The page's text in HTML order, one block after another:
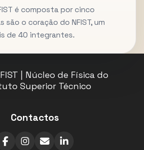
é composta por cinco
são o coração do NFIST, um
de 40 integrantes.
| Núcleo de Física do
Superior Técnico
Contactos